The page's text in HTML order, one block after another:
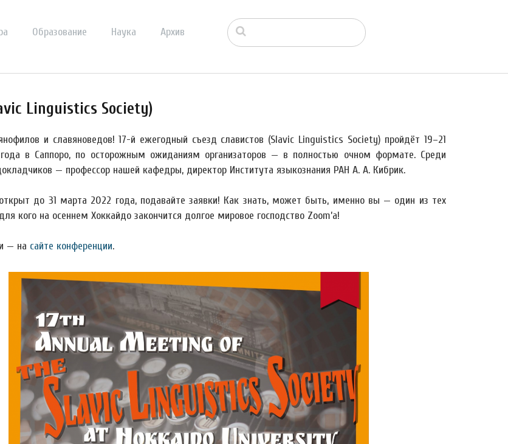
Образование Наука Архив
Linguistics Society)
и славяноведов! 17-й ежегодный съезд славистов (Slavic Linguistics Society) пройдёт 19–21
в Саппоро, по осторожным ожиданиям организаторов — в полностью очном формате. Среди
— профессор нашей кафедры, директор Института языкознания РАН А. А. Кибрик.
до 31 марта 2022 года, подавайте заявки! Как знать, может быть, именно вы — один из тех
кого на осеннем Хоккайдо закончится долгое мировое господство Zoom’а!
— на сайте конференции.